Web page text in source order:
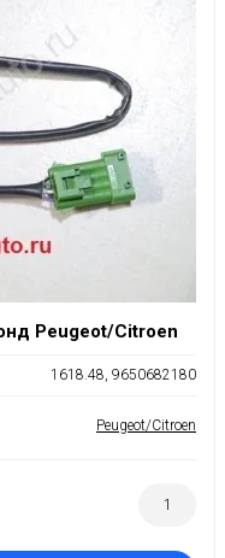
Peugeot/Citroen
1618.48, 9650682180
Peugeot/Citroen